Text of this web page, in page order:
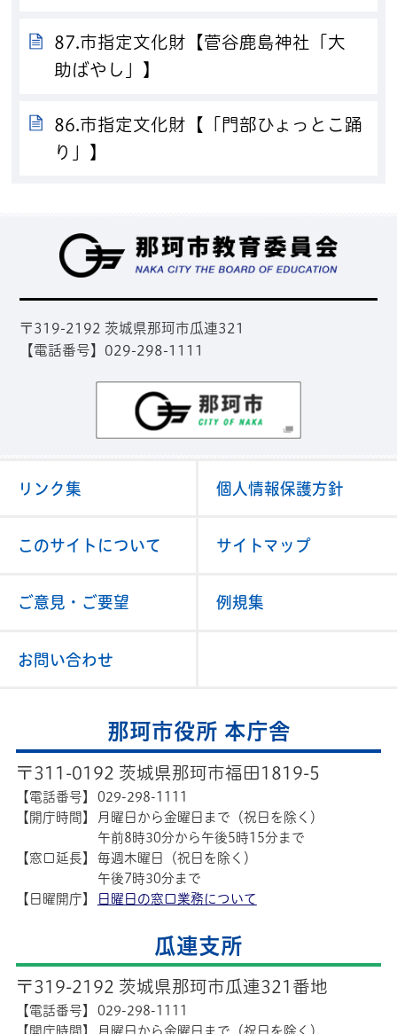
87.市指定文化財【菅谷鹿島神社「大
助ばやし」】
86.市指定文化財【「門部ひょっとこ踊
り」】
〒319-2192 茨城県那珂市瓜連321
【電話番号】029-298-1111
リンク集 個人情報保護方針
このサイトについて サイトマップ
ご意見・ご要望 例規集
お問い合わせ
那珂市役所 本庁舎
〒311-0192 茨城県那珂市福田1819-5
【電話番号】
029-298-1111
【開庁時間】
月曜日から金曜日まで（祝日を除く）
午前8時30分から午後5時15分まで
【窓口延長】
毎週木曜日（祝日を除く）
午後7時30分まで
【日曜開庁】
日曜日の窓口業務について
瓜連支所
〒319-2192 茨城県那珂市瓜連321番地
【電話番号】
029-298-1111
【開庁時間】
月曜日から金曜日まで（祝日を除く）